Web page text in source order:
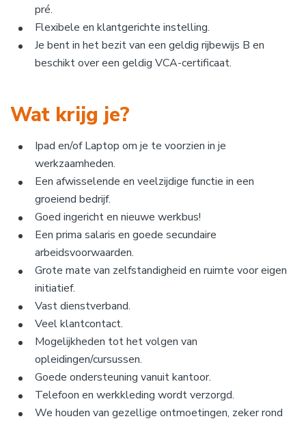
pré.
Flexibele en klantgerichte instelling.
Je bent in het bezit van een geldig rijbewijs B en
beschikt over een geldig VCA-certificaat.
Wat krijg je?
Ipad en/of Laptop om je te voorzien in je
werkzaamheden.
Een afwisselende en veelzijdige functie in een
groeiend bedrijf.
Goed ingericht en nieuwe werkbus!
Een prima salaris en goede secundaire
arbeidsvoorwaarden.
Grote mate van zelfstandigheid en ruimte voor eigen
initiatief.
Vast dienstverband.
Veel klantcontact.
Mogelijkheden tot het volgen van
opleidingen/cursussen.
Goede ondersteuning vanuit kantoor.
Telefoon en werkkleding wordt verzorgd.
We houden van gezellige ontmoetingen, zeker rond